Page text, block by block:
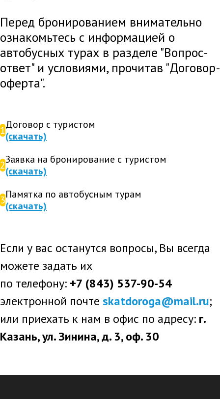
Перед бронированием внимательно
ознакомьтесь с информацией о
автобусных турах в разделе "Вопрос-
ответ" и условиями, прочитав "Договор-
оферта".
1Договор с туристом
(скачать)
2Заявка на бронирование с туристом
(скачать)
3Памятка по автобусным турам
(скачать)
Если у вас останутся вопросы, Вы всегда
можете задать их
по телефону: +7 (843) 537-90-54
электронной почте skatdoroga@mail.ru;
или приехать к нам в офис по адресу: г.
Казань, ул. Зинина, д. 3, оф. 30